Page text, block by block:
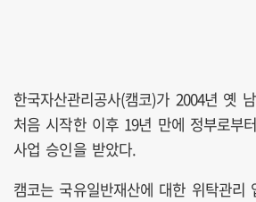
한국자산관리공사(캠코)가 2004년 옛
처음 시작한 이후 19년 만에 정부로부
사업 승인을 받았다.
캠코는 국유일반재산에 대한 위탁관리